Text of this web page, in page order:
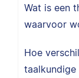
Wat is een
waarvoor
Hoe
taalkundige